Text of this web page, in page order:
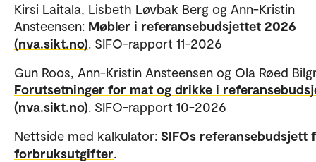
Kirsi Laitala, Lisbeth Løvbak Berg og Ann-Kristin
Ansteensen: Møbler i referansebudsjettet 2026
(nva.sikt.no). SIFO-rapport 11-2026
Gun Roos, Ann-Kristin Ansteensen og Ola Røed
Forutsetninger for mat og drikke i
(nva.sikt.no). SIFO-rapport 10-2026
Nettside med kalkulator: SIFOs referansebudsjett
forbruksutgifter.